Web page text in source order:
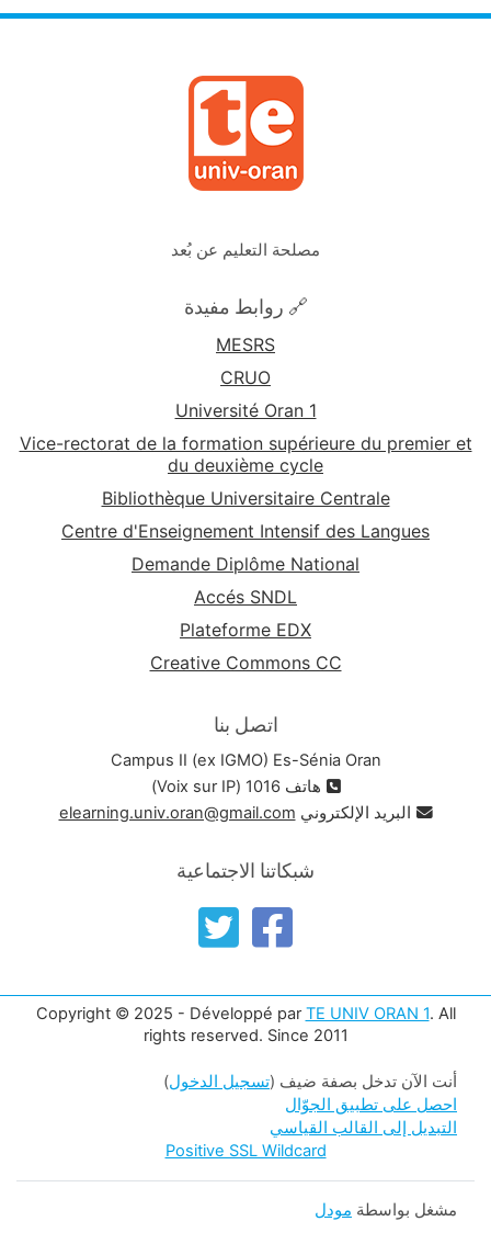
مصلحة التعليم عن بُعد
🔗 روابط مفيدة
MESRS
CRUO
Université Oran 1
Vice-rectorat de la formation supérieure du premier et
du deuxième cycle
Bibliothèque Universitaire Centrale
Centre d'Enseignement Intensif des Langues
Demande Diplôme National
Accés SNDL
Plateforme EDX
Creative Commons CC
اتصل بنا
Campus II (ex IGMO) Es-Sénia Oran
هاتف 1016 (Voix sur IP)
البريد الإلكتروني elearning.univ.oran@gmail.com
شبكاتنا الاجتماعية
Copyright © 2025 - Développé par TE UNIV ORAN 1. All
rights reserved. Since 2011
أنت الآن تدخل بصفة ضيف (تسجيل الدخول)
احصل على تطبيق الجوّال
التبديل إلى القالب القياسي
Positive SSL Wildcard
مشغل بواسطة مودل